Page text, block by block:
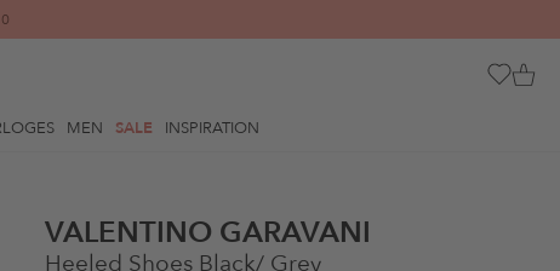
MEN SALE INSPIRATION
VALENTINO GARAVANI
Heeled Shoes Black/ Grey